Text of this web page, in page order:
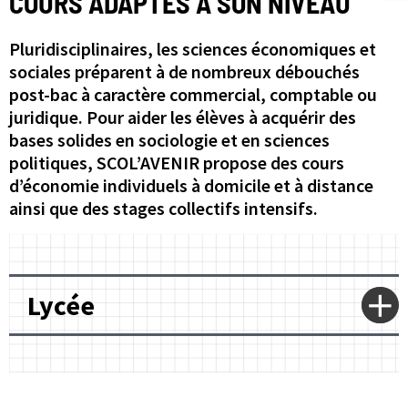
Pluridisciplinaires, les sciences économiques et
sociales préparent à de nombreux débouchés
post-bac à caractère commercial, comptable ou
juridique. Pour aider les élèves à acquérir des
bases solides en sociologie et en sciences
politiques, SCOL’AVENIR propose des cours
d’économie individuels à domicile et à distance
ainsi que des stages collectifs intensifs.
Lycée